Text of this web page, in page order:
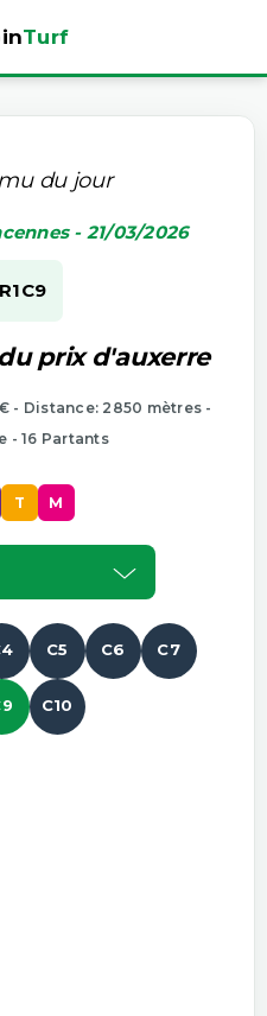
Turf
du jour
- 21/03/2026
R1C9
prix d'auxerre
Distance: 2850 mètres -
- 16 Partants
T M
C5 C6 C7
C10